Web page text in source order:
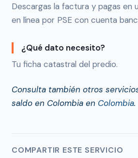
Descargas la factura y pagas en
en línea por PSE con cuenta
¿Qué dato necesito?
Tu ficha catastral del predio.
Consulta también otros
saldo en Colombia en Colombia.
COMPARTIR ESTE SERVICIO